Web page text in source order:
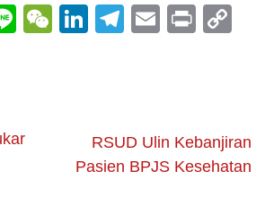
LineWeChat
LinkedIn
Telegram
Email
Print
RSUD Ulin Kebanjiran
Pasien BPJS Kesehatan